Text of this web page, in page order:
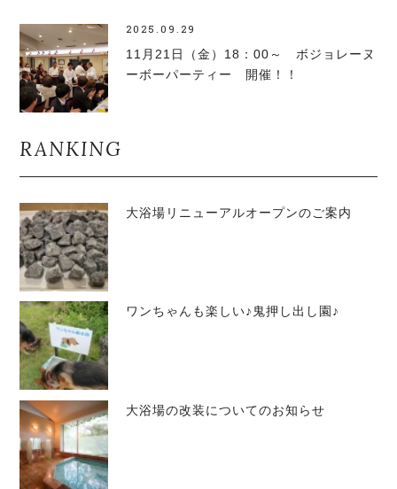
2025.09.29
11月21日（金）18：00～ ボジョレーヌ
ーボーパーティー 開催！！
RANKING
大浴場リニューアルオープンのご案内
ワンちゃんも楽しい♪鬼押し出し園♪
大浴場の改装についてのお知らせ